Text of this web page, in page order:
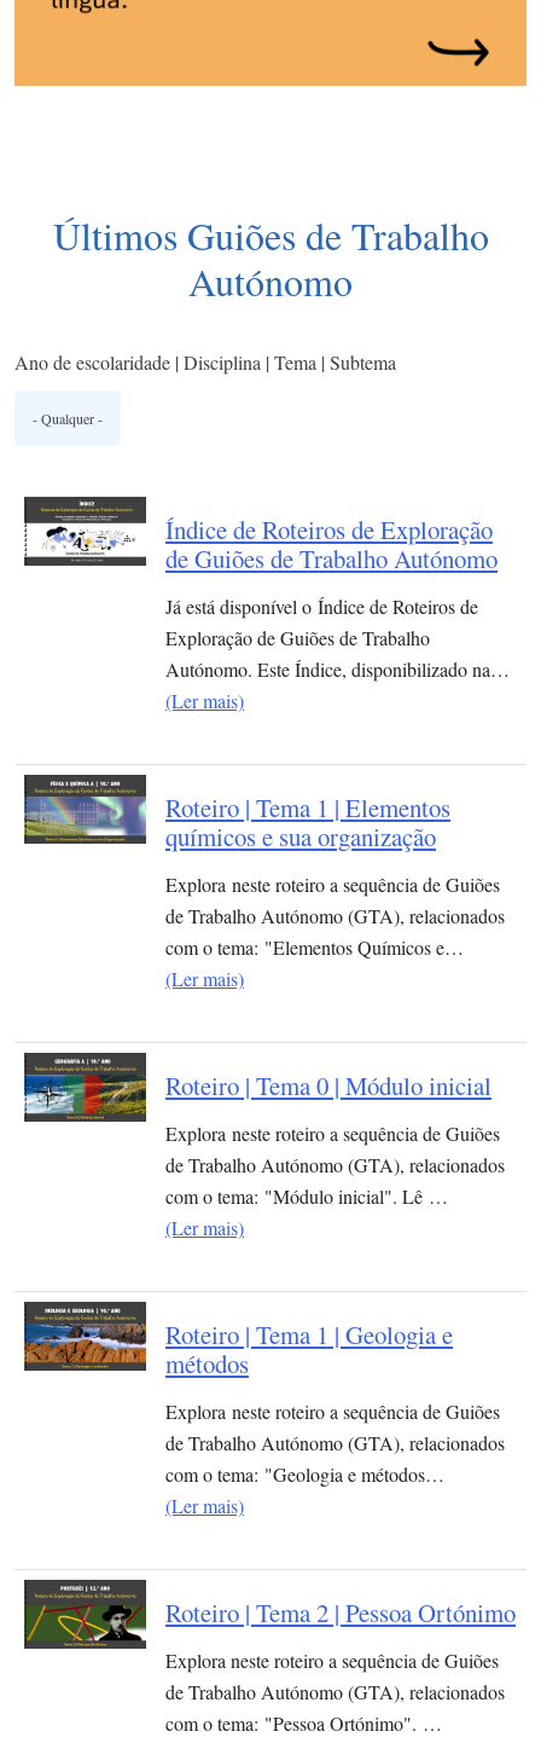
Últimos Guiões de Trabalho
Autónomo
Ano de escolaridade | Disciplina | Tema | Subtema
Índice de Roteiros de Exploração
de Guiões de Trabalho Autónomo
Já está disponível o Índice de Roteiros de
Exploração de Guiões de Trabalho
Autónomo. Este Índice, disponibilizado na…
(Ler mais)
Roteiro | Tema 1 | Elementos
químicos e sua organização​
Explora neste roteiro a sequência de Guiões
de Trabalho Autónomo (GTA), relacionados
com o tema: "Elementos Químicos e…
(Ler mais)
Roteiro | Tema 0 | Módulo inicial
Explora neste roteiro a sequência de Guiões
de Trabalho Autónomo (GTA), relacionados
com o tema: "Módulo inicial". Lê …
(Ler mais)
Roteiro | Tema 1 | Geologia e
métodos
Explora neste roteiro a sequência de Guiões
de Trabalho Autónomo (GTA), relacionados
com o tema: "Geologia e métodos…
(Ler mais)
Roteiro | Tema 2 | Pessoa Ortónimo
Explora neste roteiro a sequência de Guiões
de Trabalho Autónomo (GTA), relacionados
com o tema: "Pessoa Ortónimo". …